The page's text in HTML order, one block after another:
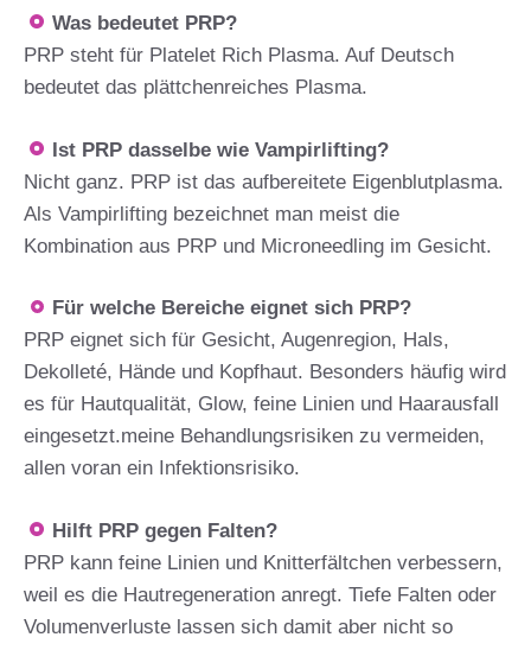
Was bedeutet PRP?
PRP steht für Platelet Rich Plasma. Auf Deutsch
bedeutet das plättchenreiches Plasma.
Ist PRP dasselbe wie Vampirlifting?
Nicht ganz. PRP ist das aufbereitete Eigenblutplasma.
Als Vampirlifting bezeichnet man meist die
Kombination aus PRP und Microneedling im Gesicht.
Für welche Bereiche eignet sich PRP?
PRP eignet sich für Gesicht, Augenregion, Hals,
Dekolleté, Hände und Kopfhaut. Besonders häufig wird
es für Hautqualität, Glow, feine Linien und Haarausfall
eingesetzt.meine Behandlungsrisiken zu vermeiden,
allen voran ein Infektionsrisiko.
Hilft PRP gegen Falten?
PRP kann feine Linien und Knitterfältchen verbessern,
weil es die Hautregeneration anregt. Tiefe Falten oder
Volumenverluste lassen sich damit aber nicht so